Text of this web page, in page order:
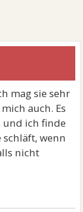
mag sie sehr
auch. Es
und ich finde
wenn
nicht